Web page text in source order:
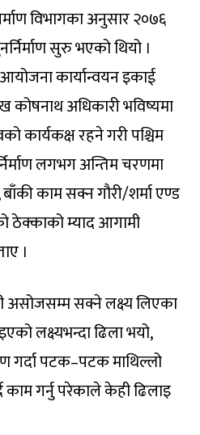
विभागका अनुसार २०७६
सुरु भएको थियो ।
कार्यान्वयन इकाई
अधिकारी भविष्यमा
कार्यकक्ष रहने गरी पश्चिम
लगभग अन्तिम चरणमा
काम सक्न गौरी/शर्मा एण्ड
ठेक्काको म्याद आगामी
।
असोजसम्म सक्ने लक्ष्य लिएका
लक्ष्यभन्दा ढिला भयो,
गर्दा पटक–पटक माथिल्लो
गर्नु परेकाले केही ढिलाइ